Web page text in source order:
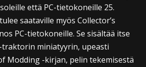
että PC-tietokoneille 25.
saataville myös Collector’s
PC-tietokoneille. Se sisältää itse
traktorin miniatyyrin, upeasti
Modding -kirjan, pelin tekemisestä